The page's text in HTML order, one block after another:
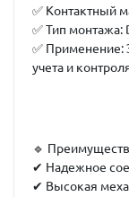
✅ Контактный
✅Тип монтажа:
✅ Применение:
учета и
🔹
✔ Надежное
✔ Высокая